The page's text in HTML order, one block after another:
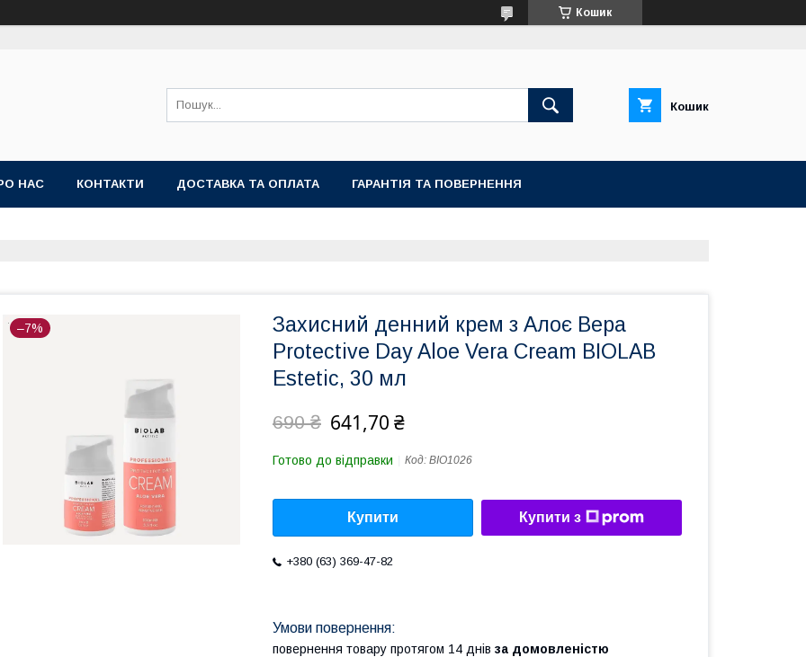
Кошик
Кошик
НАС КОНТАКТИ ДОСТАВКА ТА ОПЛАТА ГАРАНТІЯ ТА ПОВЕРНЕННЯ
–7%
Захисний денний крем з Алоє Вера
Protective Day Aloe Vera Cream BIOLAB
Estetic, 30 мл
690 ₴ 641,70 ₴
Готово до відправки Код: BIO1026
Купити Купити з
+380 (63) 369-47-82
повернення товару протягом 14 днів за домовленістю